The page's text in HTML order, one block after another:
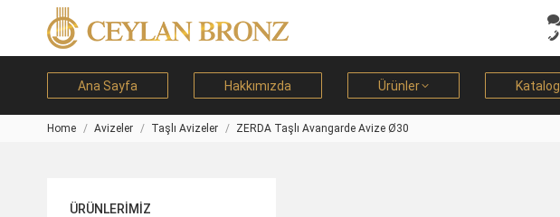
Ana Sayfa Hakkımızda Ürünler Katalog
You are here:
Home Avizeler Taşlı Avizeler ZERDA Taşlı Avangarde Avize Ø30
ÜRÜNLERİMİZ